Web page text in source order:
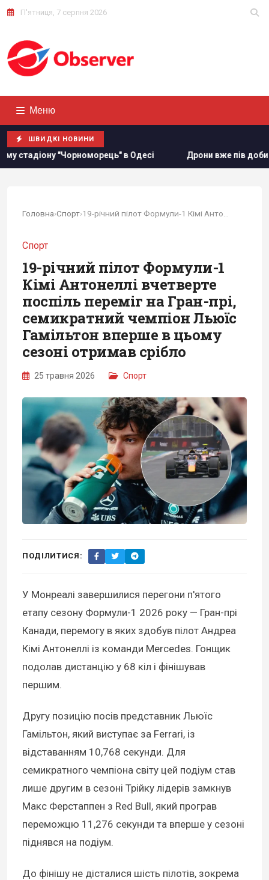
П'ятниця, 7 серпня 2026
Меню
ШВИДКІ НОВИНИ
Одесі Дрони вже пів доби атакують Крим: у Ялті
Головна›Спорт›
Спорт
19-річний пілот Формули-1
Кімі Антонеллі вчетверте
поспіль переміг на Гран-прі,
семикратний чемпіон Льюїс
Гамільтон вперше в цьому
сезоні отримав срібло
25 травня 2026 Спорт
ПОДІЛИТИСЯ:
У Монреалі завершилися перегони п'ятого
етапу сезону Формули-1 2026 року — Гран-прі
Канади, перемогу в яких здобув пілот Андреа
Кімі Антонеллі із команди Mercedes. Гонщик
подолав дистанцію у 68 кіл і фінішував
першим.
Другу позицію посів представник Льюїс
Гамільтон, який виступає за Ferrari, із
відставанням 10,768 секунди. Для
семикратного чемпіона світу цей подіум став
лише другим в сезоні Трійку лідерів замкнув
Макс Ферстаппен з Red Bull, який програв
переможцю 11,276 секунди та вперше у сезоні
піднявся на подіум.
До фінішу не дісталися шість пілотів, зокрема